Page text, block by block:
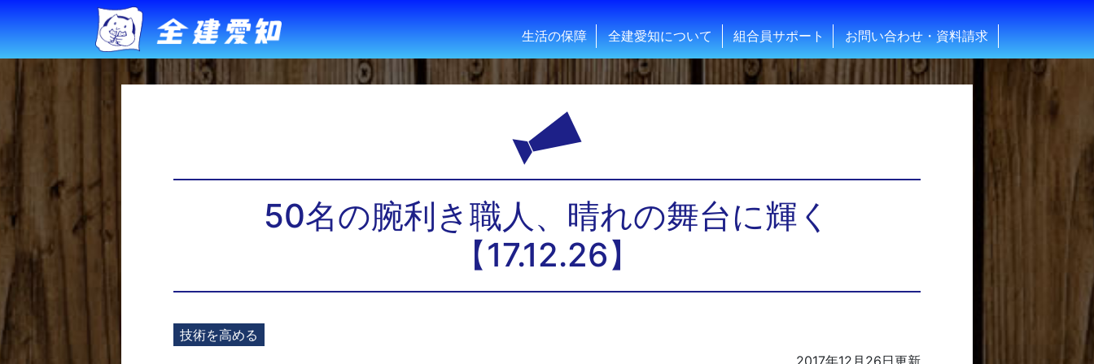
生活の保障 全建愛知について 組合員サポート お問い合わせ・資料請求
50名の腕利き職人、晴れの舞台に輝く
【17.12.26】
技術を高める
2017年12月26日更新